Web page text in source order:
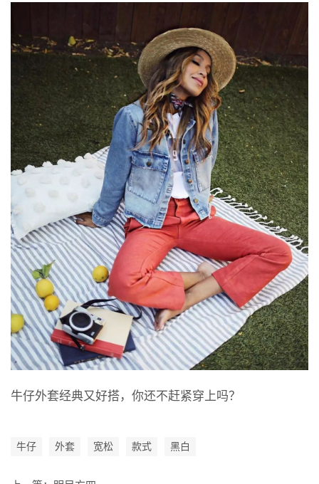
牛仔外套经典又好搭，你还不赶紧穿上吗？
牛仔 外套 宽松 款式 黑白